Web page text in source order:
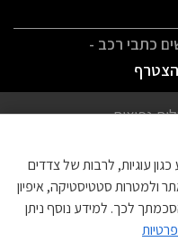
כתבי רכב -
נפוצות
קשר
עוגיות, לרבות של צדדים
ולמטרות סטטיסטיקה, איפיון
לכך. למידע נוסף ניתן